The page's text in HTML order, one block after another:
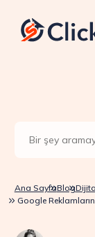
Ana SayfaBlog
Google